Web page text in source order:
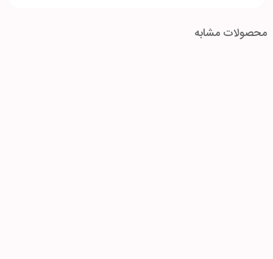
محصولات مشابه